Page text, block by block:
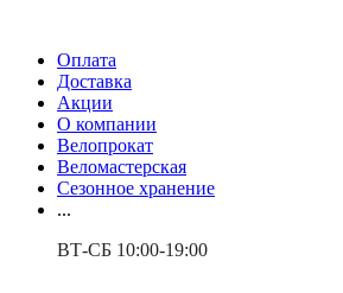
Оплата
Доставка
Акции
О компании
Велопрокат
Веломастерская
Сезонное хранение
...
ВТ-СБ 10:00-19:00